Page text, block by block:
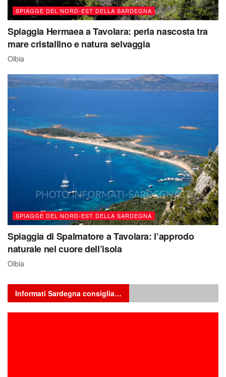
SPIAGGE DEL NORD-EST DELLA SARDEGNA
Spiaggia Hermaea a Tavolara: perla nascosta tra
mare cristallino e natura selvaggia
Olbia
SPIAGGE DEL NORD-EST DELLA SARDEGNA
Spiaggia di Spalmatore a Tavolara: l’approdo
naturale nel cuore dell’isola
Olbia
Informati Sardegna consiglia…